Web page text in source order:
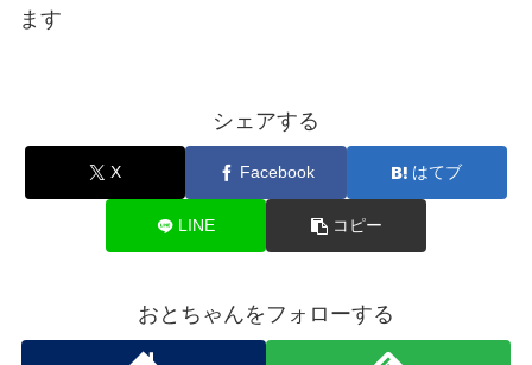
ます
シェアする
X Facebook はてブ
LINE コピー
おとちゃんをフォローする